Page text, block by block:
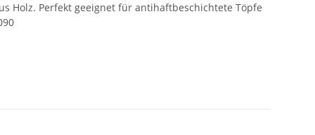
Holz. Perfekt geeignet für antihaftbeschichtete Töpfe